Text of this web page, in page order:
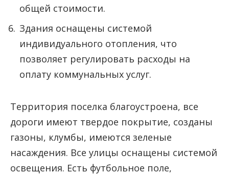
общей стоимости.
Здания оснащены системой
индивидуального отопления, что
позволяет регулировать расходы на
оплату коммунальных услуг.
Территория поселка благоустроена, все
дороги имеют твердое покрытие, созданы
газоны, клумбы, имеются зеленые
насаждения. Все улицы оснащены системой
освещения. Есть футбольное поле,